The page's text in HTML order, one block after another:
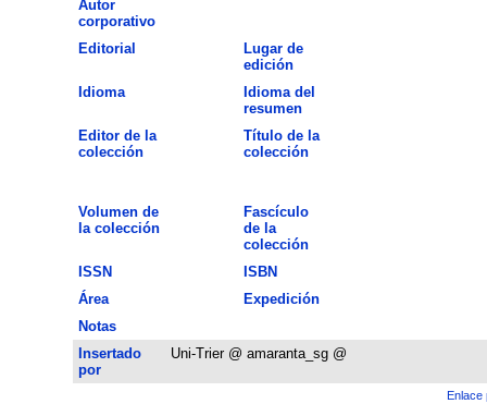
Autor
corporativo
Editorial
Lugar de
edición
Idioma
Idioma del
resumen
Editor de la
colección
Título de la
colección
Volumen de
la colección
Fascículo
de la
colección
ISSN
ISBN
Área
Expedición
Notas
Insertado
por
Uni-Trier @ amaranta_sg @
Enlace